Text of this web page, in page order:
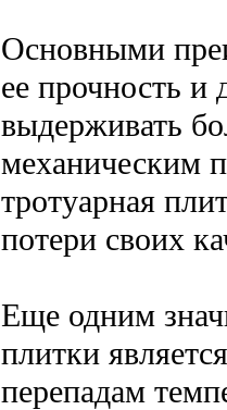
Основными
ее прочность и
выдерживать
механическим
тротуарная
потери своих
Еще одним
плитки
перепадам